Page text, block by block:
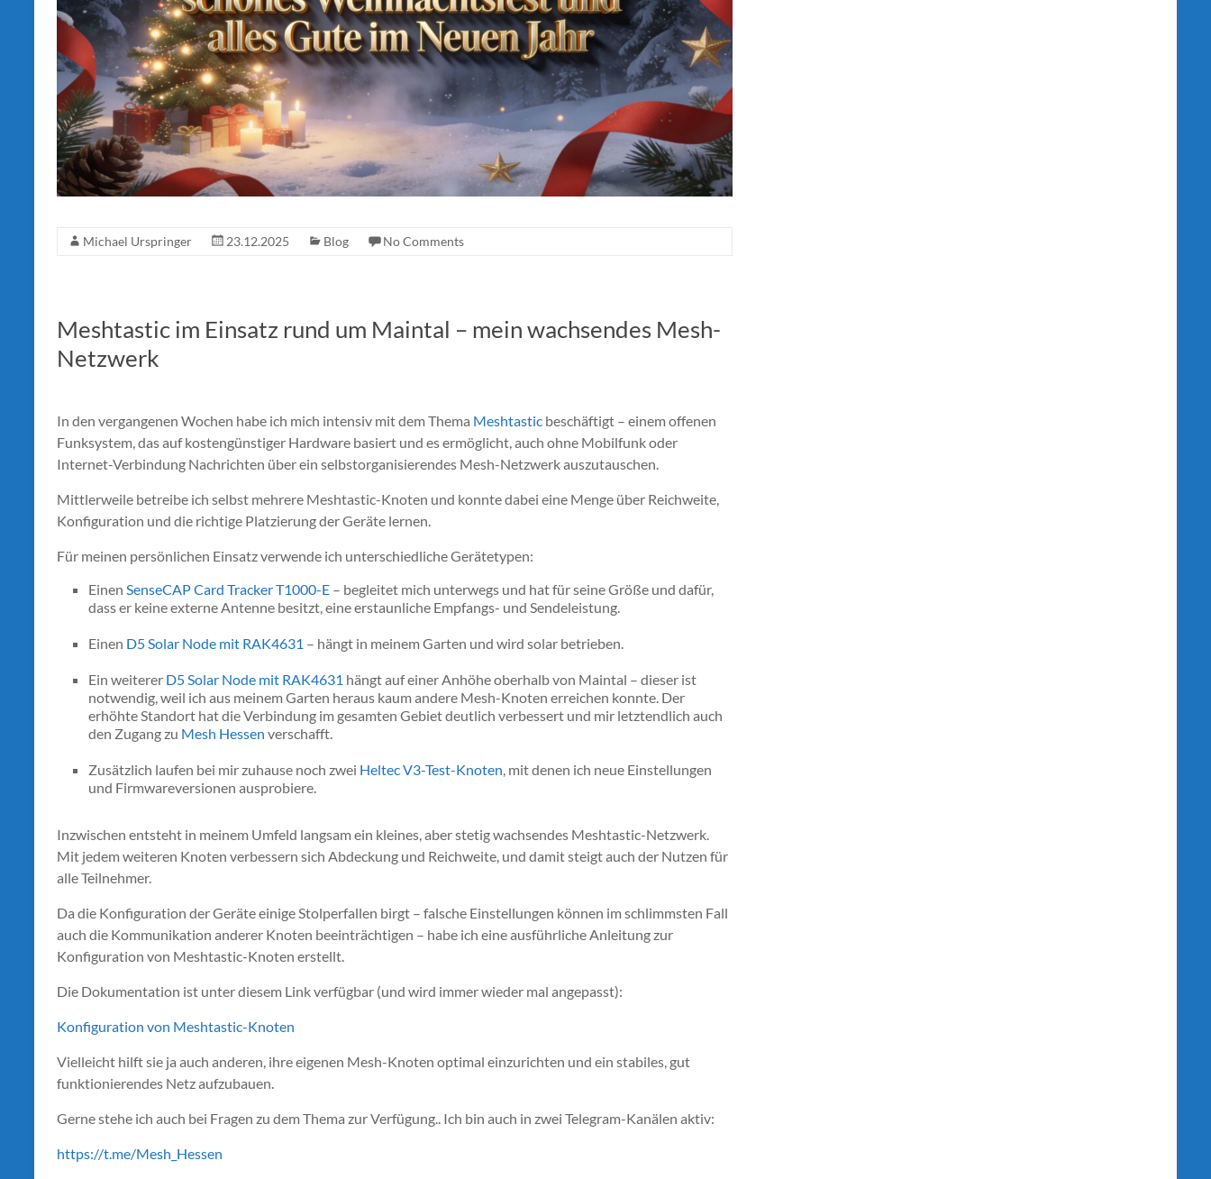
Michael Urspringer 23.12.2025 Blog No Comments
Meshtastic im Einsatz rund um Maintal – mein wachsendes Mesh-
Netzwerk
In den vergangenen Wochen habe ich mich intensiv mit dem Thema Meshtastic beschäftigt – einem offenen
Funksystem, das auf kostengünstiger Hardware basiert und es ermöglicht, auch ohne Mobilfunk oder
Internet-Verbindung Nachrichten über ein selbstorganisierendes Mesh-Netzwerk auszutauschen.
Mittlerweile betreibe ich selbst mehrere Meshtastic-Knoten und konnte dabei eine Menge über Reichweite,
Konfiguration und die richtige Platzierung der Geräte lernen.
Für meinen persönlichen Einsatz verwende ich unterschiedliche Gerätetypen:
Einen SenseCAP Card Tracker T1000-E – begleitet mich unterwegs und hat für seine Größe und dafür,
dass er keine externe Antenne besitzt, eine erstaunliche Empfangs- und Sendeleistung.
Einen D5 Solar Node mit RAK4631 – hängt in meinem Garten und wird solar betrieben.
Ein weiterer D5 Solar Node mit RAK4631 hängt auf einer Anhöhe oberhalb von Maintal – dieser ist
notwendig, weil ich aus meinem Garten heraus kaum andere Mesh-Knoten erreichen konnte. Der
erhöhte Standort hat die Verbindung im gesamten Gebiet deutlich verbessert und mir letztendlich auch
den Zugang zu Mesh Hessen verschafft.
Zusätzlich laufen bei mir zuhause noch zwei Heltec V3-Test-Knoten, mit denen ich neue Einstellungen
und Firmwareversionen ausprobiere.
Inzwischen entsteht in meinem Umfeld langsam ein kleines, aber stetig wachsendes Meshtastic-Netzwerk.
Mit jedem weiteren Knoten verbessern sich Abdeckung und Reichweite, und damit steigt auch der Nutzen für
alle Teilnehmer.
Da die Konfiguration der Geräte einige Stolperfallen birgt – falsche Einstellungen können im schlimmsten Fall
auch die Kommunikation anderer Knoten beeinträchtigen – habe ich eine ausführliche Anleitung zur
Konfiguration von Meshtastic-Knoten erstellt.
Die Dokumentation ist unter diesem Link verfügbar (und wird immer wieder mal angepasst):
Konfiguration von Meshtastic-Knoten
Vielleicht hilft sie ja auch anderen, ihre eigenen Mesh-Knoten optimal einzurichten und ein stabiles, gut
funktionierendes Netz aufzubauen.
Gerne stehe ich auch bei Fragen zu dem Thema zur Verfügung.. Ich bin auch in zwei Telegram-Kanälen aktiv:
https://t.me/Mesh_Hessen